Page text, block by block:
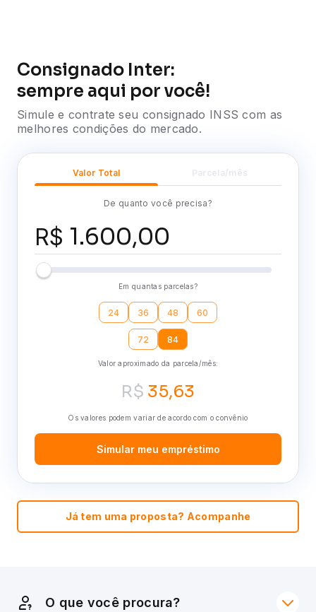
Consignado Inter:
sempre aqui por você!
Simule e contrate seu consignado INSS com as
melhores condições do mercado.
Valor Total Parcela/mês
De quanto você precisa?
R$
Em quantas parcelas?
24 36 48 60
72 84
Valor aproximado da parcela/mês:
R$ 35,63
Os valores podem variar de acordo com o convênio
Simular meu empréstimo
Já tem uma proposta? Acompanhe
O que você procura?